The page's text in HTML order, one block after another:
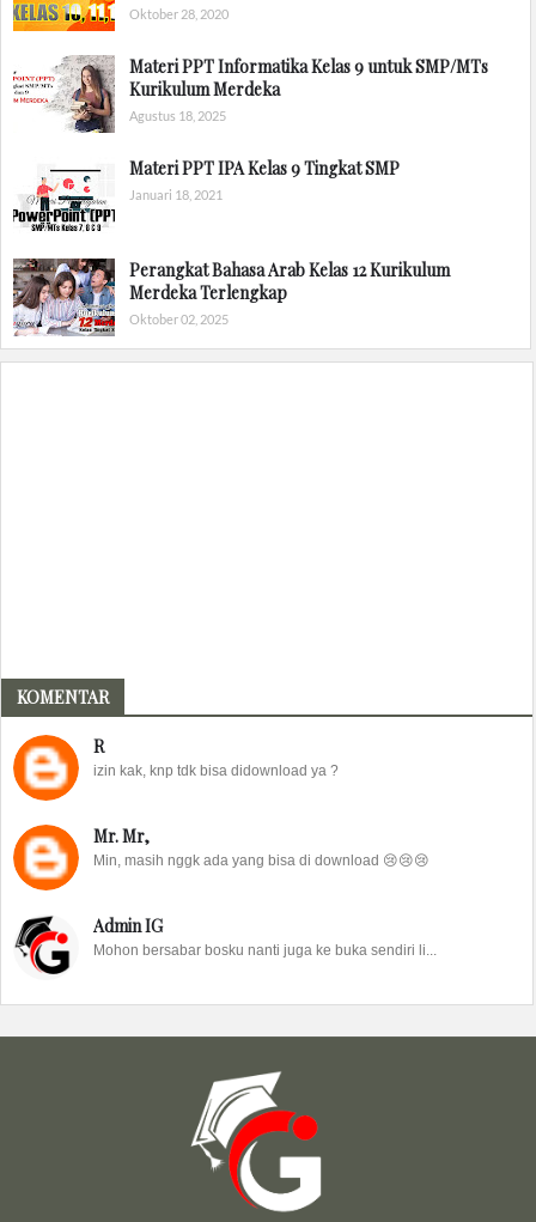
Oktober 28, 2020
Materi PPT Informatika Kelas 9 untuk SMP/MTs
Kurikulum Merdeka
Agustus 18, 2025
Materi PPT IPA Kelas 9 Tingkat SMP
Januari 18, 2021
Perangkat Bahasa Arab Kelas 12 Kurikulum
Merdeka Terlengkap
Oktober 02, 2025
KOMENTAR
R
izin kak, knp tdk bisa didownload ya ?
Mr. Mr,
Min, masih nggk ada yang bisa di download 😢😢😢
Admin IG
Mohon bersabar bosku nanti juga ke buka sendiri li...